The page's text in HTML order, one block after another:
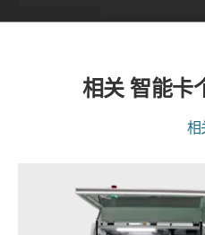
相关 智能卡
相